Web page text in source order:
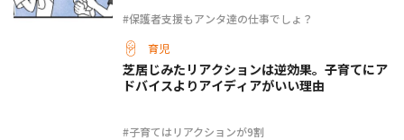
#保護者支援もアンタ達の仕事でしょ？
育児
#子育てはリアクションが9割
芝居じみたリアクションは逆効果。子育てにア
ドバイスよりアイディアがいい理由